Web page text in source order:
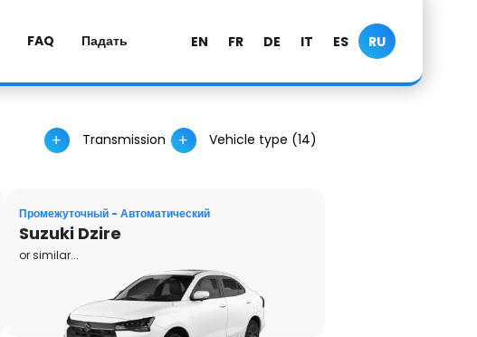
FAQ Падать EN FR DE IT ES RU
Transmission Vehicle type (14)
Промежуточный - Автоматический
Suzuki Dzire
or similar...